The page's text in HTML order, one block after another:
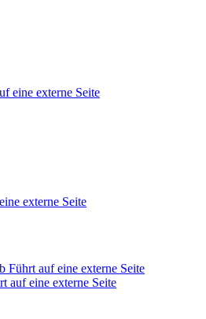
eine externe Seite
externe Seite
Führt auf eine externe Seite
auf eine externe Seite